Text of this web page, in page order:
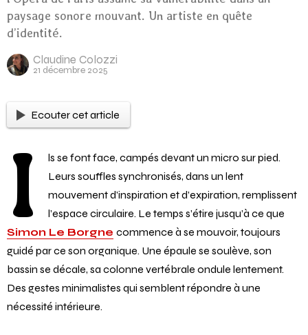
paysage sonore mouvant. Un artiste en quête
d’identité.
Claudine Colozzi
21 décembre 2025
Ecouter cet article
I
ls se font face, campés devant un micro sur pied.
Leurs souffles synchronisés, dans un lent
mouvement d’inspiration et d’expiration, remplissent
l’espace circulaire. Le temps s’étire jusqu’à ce que
Simon Le Borgne commence à se mouvoir, toujours
guidé par ce son organique. Une épaule se soulève, son
bassin se décale, sa colonne vertébrale ondule lentement.
Des gestes minimalistes qui semblent répondre à une
nécessité intérieure.